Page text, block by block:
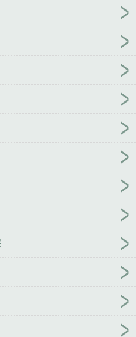
全本TXT
武神至尊txt 全
报
定了！
从觉醒血脉开始
道！
开局获得赶尸匠传
钱
德云社之人间风雨不
笑！摆烂王妃之我的出逃手
始做起
涅槃重生：系统